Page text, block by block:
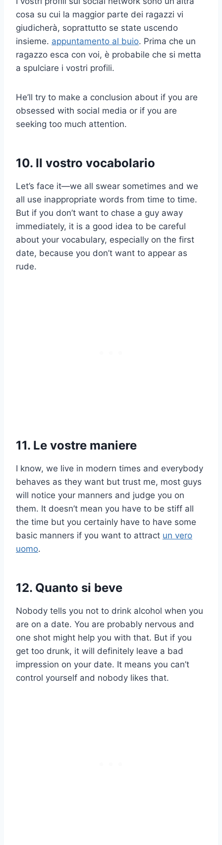
cosa su cui la maggior parte dei ragazzi vi
giudicherà, soprattutto se state uscendo
insieme. appuntamento al buio. Prima che un
ragazzo esca con voi, è probabile che si metta
a spulciare i vostri profili.
He’ll try to make a conclusion about if you are
obsessed with social media or if you are
seeking too much attention.
10. Il vostro vocabolario
Let’s face it—we all swear sometimes and we
all use inappropriate words from time to time.
But if you don’t want to chase a guy away
immediately, it is a good idea to be careful
about your vocabulary, especially on the first
date, because you don’t want to appear as
rude.
11. Le vostre maniere
I know, we live in modern times and everybody
behaves as they want but trust me, most guys
will notice your manners and judge you on
them. It doesn’t mean you have to be stiff all
the time but you certainly have to have some
basic manners if you want to attract un vero
uomo.
12. Quanto si beve
Nobody tells you not to drink alcohol when you
are on a date. You are probably nervous and
one shot might help you with that. But if you
get too drunk, it will definitely leave a bad
impression on your date. It means you can’t
control yourself and nobody likes that.